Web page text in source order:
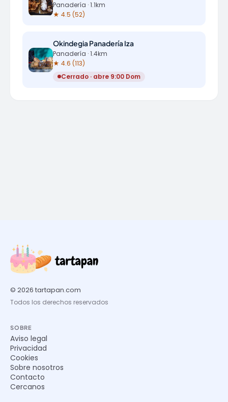
Panadería · 1.1km
★ 4.5 (52)
Okindegia Panadería Iza
Panadería · 1.4km
★ 4.6 (113)
Cerrado · abre 9:00 Dom
© 2026 tartapan.com
Todos los derechos reservados
SOBRE
Aviso legal
Privacidad
Cookies
Sobre nosotros
Contacto
Cercanos